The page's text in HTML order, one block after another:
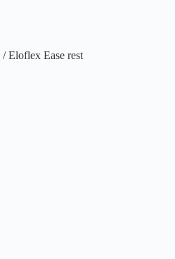
/ Eloflex Ease rest